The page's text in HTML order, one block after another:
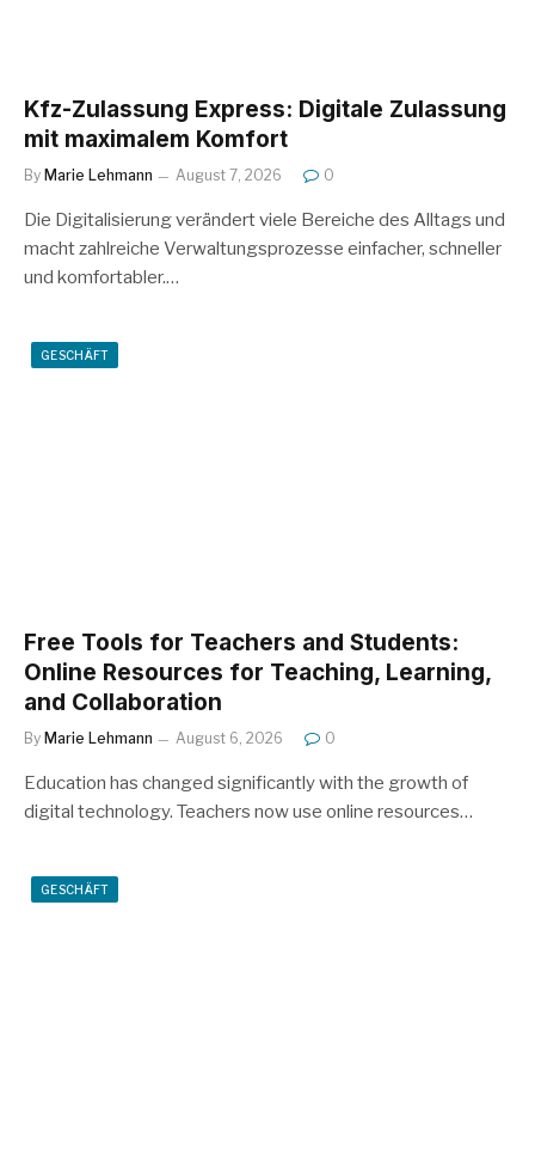
Kfz-Zulassung Express: Digitale Zulassung
mit maximalem Komfort
By Marie Lehmann August 7, 2026 0
Die Digitalisierung verändert viele Bereiche des Alltags und
macht zahlreiche Verwaltungsprozesse einfacher, schneller
und komfortabler.…
GESCHÄFT
Free Tools for Teachers and Students:
Online Resources for Teaching, Learning,
and Collaboration
By Marie Lehmann August 6, 2026 0
Education has changed significantly with the growth of
digital technology. Teachers now use online resources…
GESCHÄFT